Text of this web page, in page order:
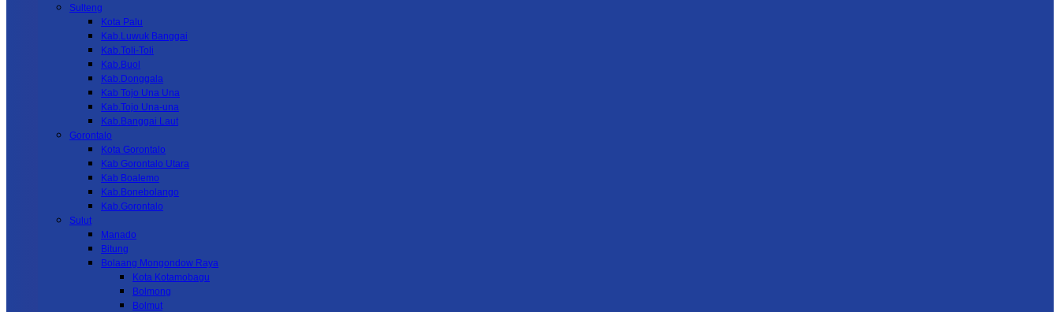
Sulteng
Kota Palu
Kab.Luwuk Banggai
Kab.Toli-Toli
Kab.Buol
Kab.Donggala
Kab Tojo Una Una
Kab.Tojo Una-una
Kab.Banggai Laut
Gorontalo
Kota Gorontalo
Kab Gorontalo Utara
Kab Boalemo
Kab.Bonebolango
Kab.Gorontalo
Sulut
Manado
Bitung
Bolaang Mongondow Raya
Kota Kotamobagu
Bolmong
Bolmut